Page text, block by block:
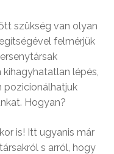
szükség van olyan
felmérjük
lépés,
pozicionálhatjuk
Hogyan?
is! Itt ugyanis már
s arról, hogy